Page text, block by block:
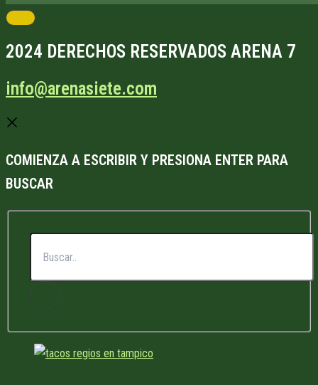
2024 DERECHOS RESERVADOS ARENA 7
info@arenasiete.com
COMIENZA A ESCRIBIR Y PRESIONA ENTER PARA
BUSCAR